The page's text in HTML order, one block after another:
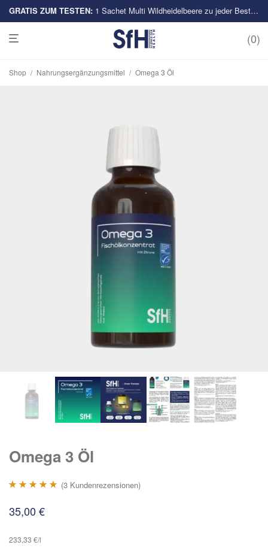
Multi-Sorten
GRATIS ZUM TESTEN: 1 Sachet Multi Wildheidelbeere zu jeder Bestellung
0
Shop / Nahrungsergänzungsmittel / Omega 3 Öl
Omega 3 Öl
5.00von 5,
Kundenbewertungen
(3 Kundenrezensionen)
35,00 €
233,33 €/l